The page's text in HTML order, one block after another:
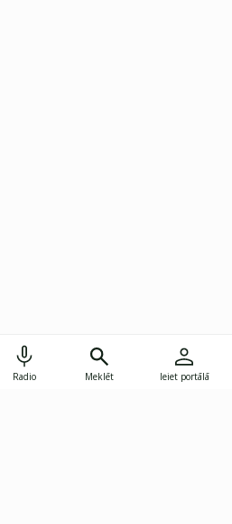
Radio Meklēt Ieiet portālā